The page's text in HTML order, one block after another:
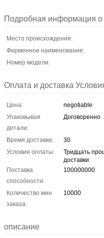
Подробная информация о
Место происхождения:
Фирменное наименование:
Номер модели:
Оплата и доставка
Цена:
negotiable
Упаковывая
детали:
Договоренно
Время доставки:
30
Условия оплаты:
Тридцать
доставки
Поставка
способности:
100000000
Количество мин
заказа:
10000
описание